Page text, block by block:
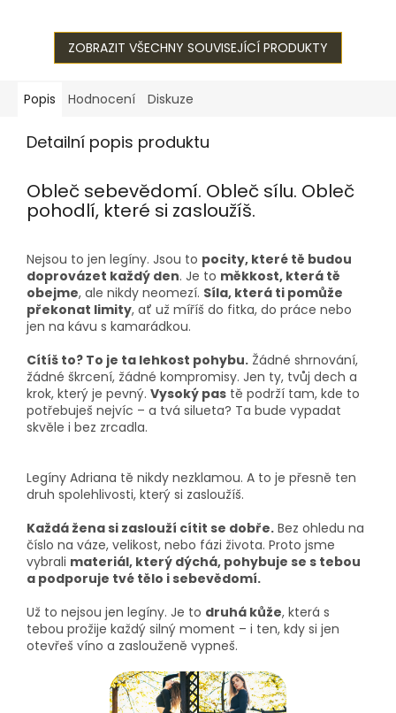
vysoce kvalitním...
funkčnost. Tyto legíny
jsou...
ZOBRAZIT VŠECHNY SOUVISEJÍCÍ PRODUKTY
Popis Hodnocení Diskuze
Detailní popis produktu
Obleč sebevědomí. Obleč sílu. Obleč
pohodlí, které si zasloužíš.
Nejsou to jen legíny. Jsou to pocity, které tě budou
doprovázet každý den. Je to měkkost, která tě
obejme, ale nikdy neomezí. Síla, která ti pomůže
překonat limity, ať už míříš do fitka, do práce nebo
jen na kávu s kamarádkou.
Cítíš to? To je ta lehkost pohybu. Žádné shrnování,
žádné škrcení, žádné kompromisy. Jen ty, tvůj dech a
krok, který je pevný. Vysoký pas tě podrží tam, kde to
potřebuješ nejvíc – a tvá silueta? Ta bude vypadat
skvěle i bez zrcadla.
Legíny Adriana tě nikdy nezklamou. A to je přesně ten
druh spolehlivosti, který si zasloužíš.
Každá žena si zaslouží cítit se dobře. Bez ohledu na
číslo na váze, velikost, nebo fázi života. Proto jsme
vybrali materiál, který dýchá, pohybuje se s tebou
a podporuje tvé tělo i sebevědomí.
Už to nejsou jen legíny. Je to druhá kůže, která s
tebou prožije každý silný moment – i ten, kdy si jen
otevřeš víno a zaslouženě vypneš.